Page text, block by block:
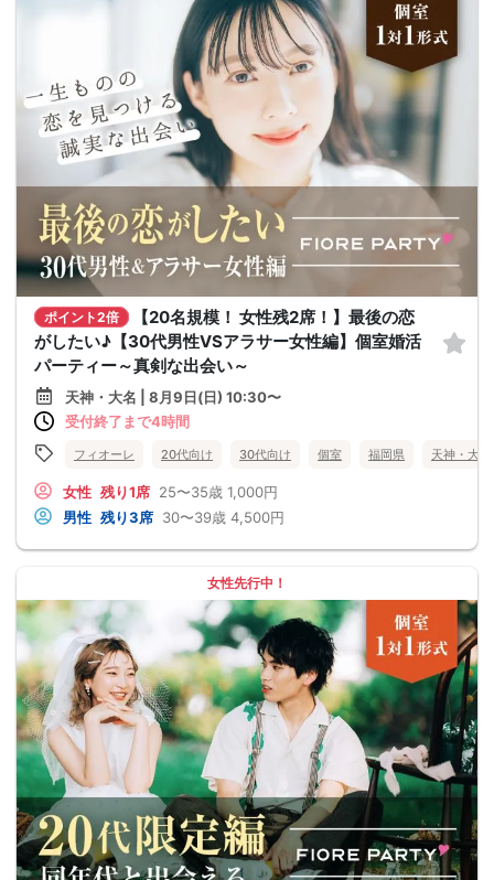
ポイント2倍
【20名規模！ 女性残2席！】最後の恋
がしたい♪【30代男性VSアラサー女性編】個室婚活
パーティー～真剣な出会い～
天神・大名 | 8月9日(日) 10:30〜
受付終了まで4時間
フィオーレ 20代向け 30代向け 個室 福岡県 天神・大名
女性 残り1席 25〜35歳 1,000円
男性 残り3席 30〜39歳 4,500円
女性先行中！